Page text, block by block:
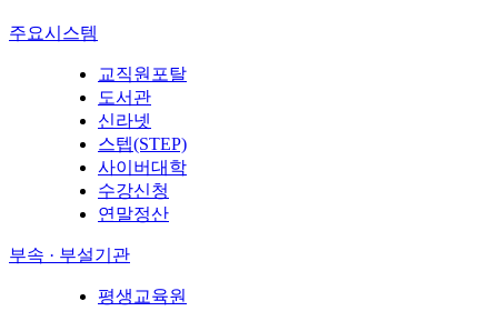
주요시스템
교직원포탈
도서관
신라넷
스텝(STEP)
사이버대학
수강신청
연말정산
부속 · 부설기관
평생교육원